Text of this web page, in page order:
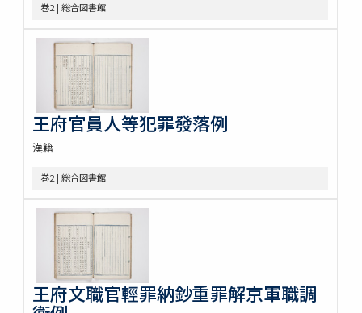
巻2 | 総合図書館
王府官員人等犯罪發落例
漢籍
巻2 | 総合図書館
王府文職官輕罪納鈔重罪解京軍職調